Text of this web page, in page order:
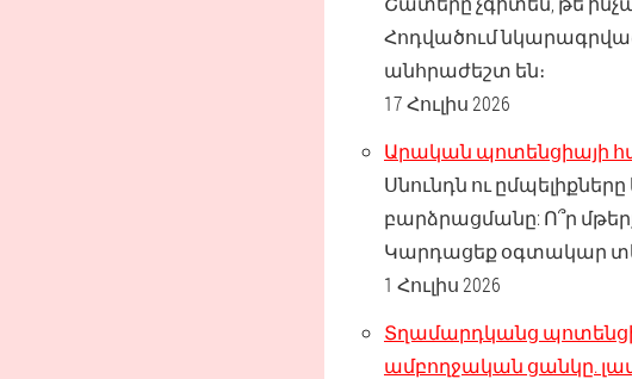
Հոդվածում
անհրաժեշտ են։
17 Հուլիս 2026
Արական պոտենցիայի
Սնունդն ու
բարձրացմանը: Ո՞ր
Կարդացեք օգտակար
1 Հուլիս 2026
Տղամարդկանց
ամբողջական ցանկը.